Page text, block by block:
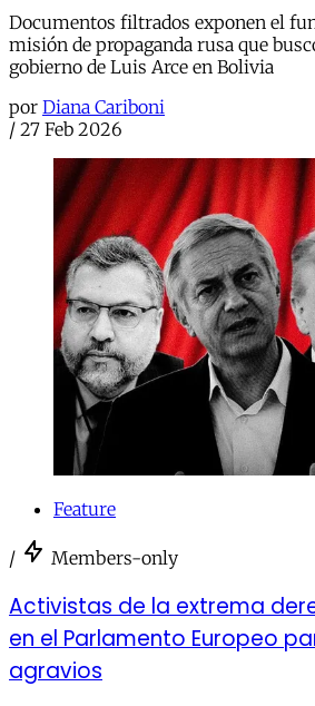
Documentos filtrados exponen el
misión de propaganda rusa que
gobierno de Luis Arce en Bolivia
por Diana Cariboni
/ 27 Feb 2026
Feature
/ Members-only
Activistas de la extrema
en el Parlamento Europeo
agravios